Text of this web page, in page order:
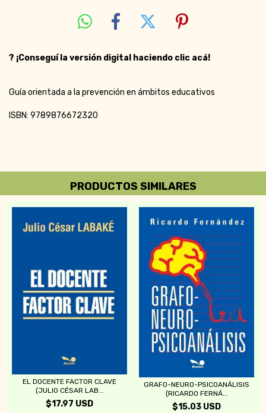
? ¡Conseguí la versión digital haciendo clic acá!
Guía orientada a la prevención en ámbitos educativos
ISBN: 9789876672320
PRODUCTOS SIMILARES
EL DOCENTE FACTOR CLAVE
(JULIO CÉSAR LAB...
$17.97 USD
GRAFO-NEURO-PSICOANÁLISIS
(RICARDO FERNÁ...
$15.03 USD